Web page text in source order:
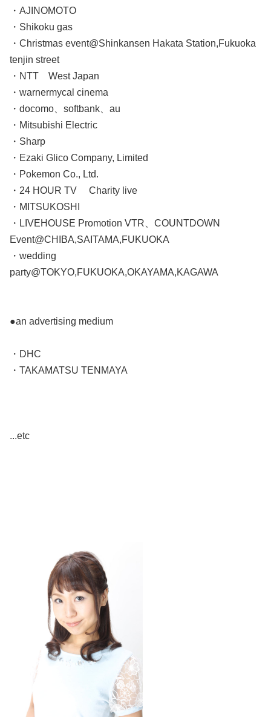
・AJINOMOTO
・Shikoku gas
・Christmas event@Shinkansen Hakata Station,Fukuoka
tenjin street
・NTT West Japan
・warnermycal cinema
・docomo、softbank、au
・Mitsubishi Electric
・Sharp
・Ezaki Glico Company, Limited
・Pokemon Co., Ltd.
・24 HOUR TV Charity live
・MITSUKOSHI
・LIVEHOUSE Promotion VTR、COUNTDOWN
Event@CHIBA,SAITAMA,FUKUOKA
・wedding
party@TOKYO,FUKUOKA,OKAYAMA,KAGAWA
●an advertising medium
・DHC
・TAKAMATSU TENMAYA
...etc